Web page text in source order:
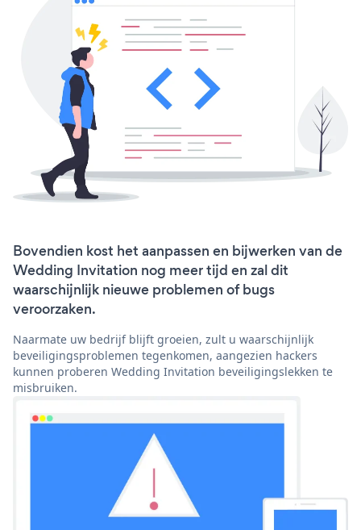
Bovendien kost het aanpassen en bijwerken van de
Wedding Invitation nog meer tijd en zal dit
waarschijnlijk nieuwe problemen of bugs
veroorzaken.
Naarmate uw bedrijf blijft groeien, zult u waarschijnlijk
beveiligingsproblemen tegenkomen, aangezien hackers
kunnen proberen Wedding Invitation beveiligingslekken te
misbruiken.